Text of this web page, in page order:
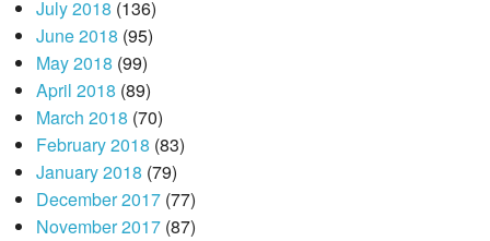
July 2018 (136)
June 2018 (95)
May 2018 (99)
April 2018 (89)
March 2018 (70)
February 2018 (83)
January 2018 (79)
December 2017(77)
November 2017(87)